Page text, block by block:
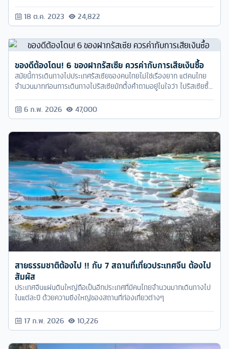
พลาดที่จะมาเที่ยวสิงคโปร์กันดูบ้างน้าา
18 ต.ค. 2023 24,822
ของดีต้องโดน! 6 ของฝากรัสเซีย ควรค่ากับการเสียเงินซื้อ
สมัยนี้การเดินทางไปประเทศรัสเซียของคนไทยไม่ใช่เรื่องยาก แต่คนไทย
จำนวนมากก่อนการเดินทางไปรัสเซียมักตั้งคำถามอยู่ในใจว่า ไปรัสเซียซื้อ
6 ก.พ. 2026 47,000
สายธรรมชาติต้องไป !! กับ 7 สถานที่เที่ยวประเทศจีน ต้องไป
สัมผัส
ประเทศจีนแผ่นดินใหญ่ถือเป็นอีกประเทศที่มีคนไทยจำนวนมากเดินทางไป
ในแต่ละปี ด้วยความยิ่งใหญ่ของสถานที่ท่องเที่ยวต่างๆ
17 ก.พ. 2026 10,226